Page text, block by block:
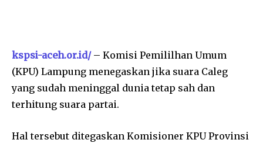
kspsi-aceh.or.id/– Komisi Pemililhan Umum
(KPU) Lampung menegaskan jika suara Caleg
yang sudah meninggal dunia tetap sah dan
terhitung suara partai.
Hal tersebut ditegaskan Komisioner KPU Provinsi